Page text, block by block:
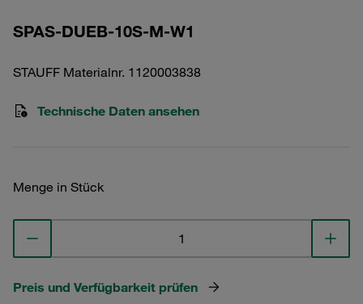
SPAS-DUEB-10S-M-W1
STAUFF Materialnr. 1120003838
Technische Daten ansehen
Menge in Stück
Preis und Verfügbarkeit prüfen